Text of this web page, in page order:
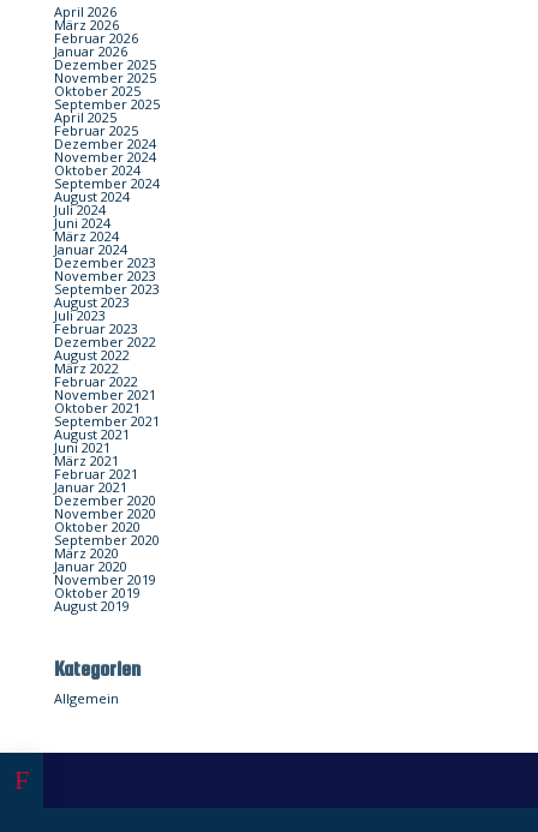
April 2026
März 2026
Februar 2026
Januar 2026
Dezember 2025
November 2025
Oktober 2025
September 2025
April 2025
Februar 2025
Dezember 2024
November 2024
Oktober 2024
September 2024
August 2024
Juli 2024
Juni 2024
März 2024
Januar 2024
Dezember 2023
November 2023
September 2023
August 2023
Juli 2023
Februar 2023
Dezember 2022
August 2022
März 2022
Februar 2022
November 2021
Oktober 2021
September 2021
August 2021
Juni 2021
März 2021
Februar 2021
Januar 2021
Dezember 2020
November 2020
Oktober 2020
September 2020
März 2020
Januar 2020
November 2019
Oktober 2019
August 2019
Kategorien
Allgemein